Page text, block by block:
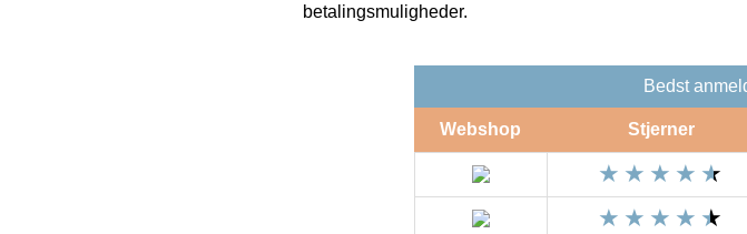
betalingsmuligheder.
Bedst
Webshop Stjerner